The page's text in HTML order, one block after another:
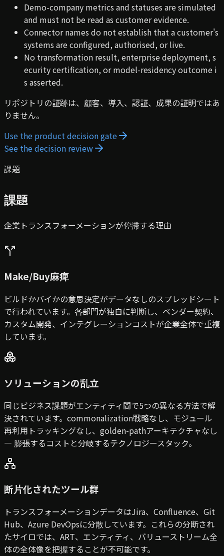
Demo-company metrics and statuses are simulated
and must not be read as customer evidence.
Connector names do not establish that a customer's
systems are configured, authorised, or live.
No transformation result, enterprise deployment, s
ecurity certification, or model-residency outcome i
s asserted.
リポジトリの証跡は、顧客、導入、認証、成果の証明ではあ
りません。
Use the product decision gate
See the decision review
課題
課題
企業トランスフォーメーションが停滞する理由
Make/Buy麻痺
ビルドかバイかの意思決定がデータなしのスプレッドシート
で行われています。各部門が独自に判断し、ベンダー契約、
カスタム開発、インテグレーションコストが企業全体で重複
しています。
ソリューションの乱立
同じビジネス課題がエンティティ間で5つの異なる方法で解
決されています。commonalization戦略なし、モジュール
再利用トラッキングなし、golden-pathアーキテクチャなし
— 膨張するコストと分岐するテクノロジースタック。
断片化されたツール群
トランスフォーメーションデータはJira、Confluence、Git
Hub、Azure DevOpsに分散しています。これらの分断され
たサイロでは、ART、エンティティ、バリューストリーム全
体の全体像を把握することが不可能です。